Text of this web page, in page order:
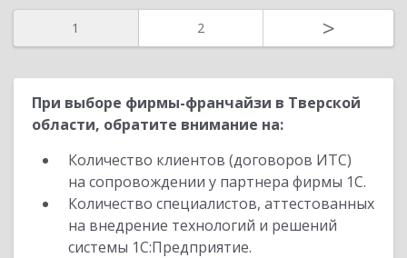
1 2 >
При выборе фирмы-франчайзи в Тверской
области, обратите внимание на:
Количество клиентов (договоров ИТС)
на сопровождении у партнера фирмы 1С.
Количество специалистов, аттестованных
на внедрение технологий и решений
системы 1С:Предприятие.